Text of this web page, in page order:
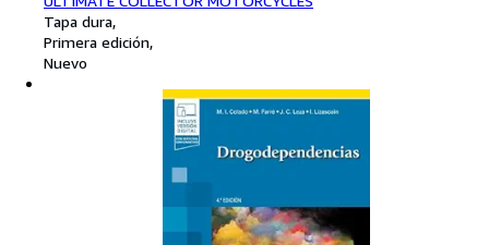
Tapa dura
Primera edición
Nuevo